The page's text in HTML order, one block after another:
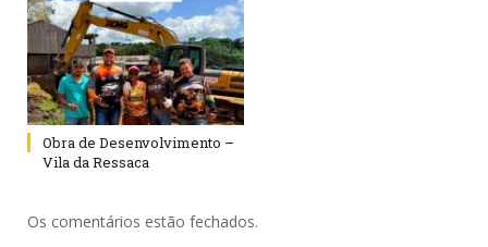
Obra de Desenvolvimento –
Vila da Ressaca
Os comentários estão fechados.